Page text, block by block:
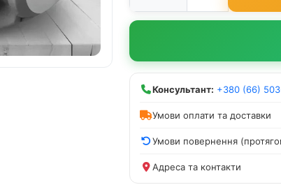
Консультант: +380 (66)
Умови оплати та доставки
Умови повернення
Адреса та контакти